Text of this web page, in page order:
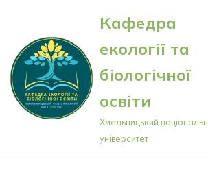
Перейти
до
вмісту
Кафедра
екології та
біологічної
освіти
Хмельницький
університет